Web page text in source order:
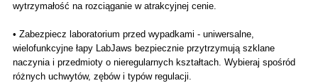
wytrzymałość na rozciąganie w atrakcyjnej cenie.
• Zabezpiecz laboratorium przed wypadkami - uniwersalne,
wielofunkcyjne łapy LabJaws bezpiecznie przytrzymują szklane
naczynia i przedmioty o nieregularnych kształtach. Wybieraj spośród
różnych uchwytów, zębów i typów regulacji.